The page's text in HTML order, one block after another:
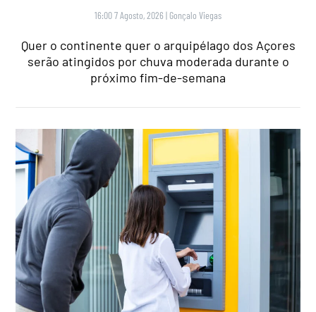
16:00 7 Agosto, 2026 | Gonçalo Viegas
Quer o continente quer o arquipélago dos Açores
serão atingidos por chuva moderada durante o
próximo fim-de-semana